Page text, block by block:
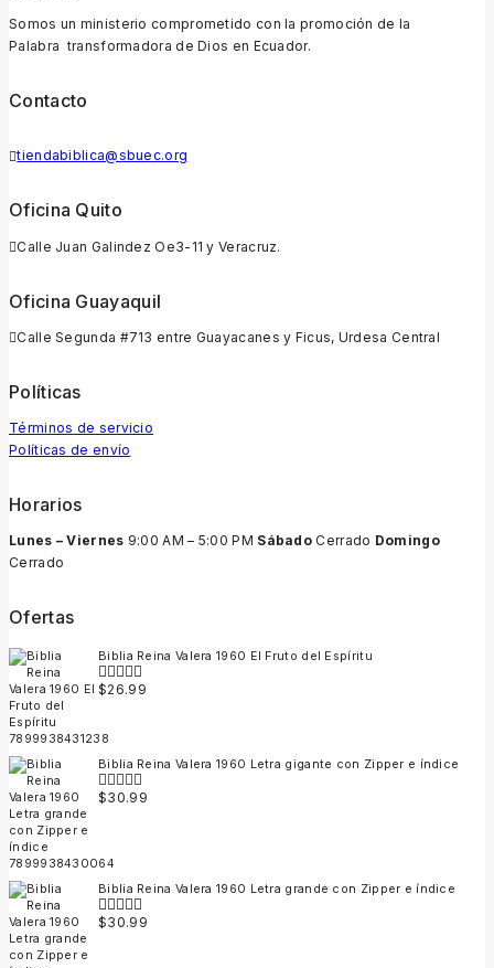
Somos un ministerio comprometido con la promoción de la
Palabra transformadora de Dios en Ecuador.
Contacto
tiendabiblica@sbuec.org
Oficina Quito
Calle Juan Galindez Oe3-11 y Veracruz.
Oficina Guayaquil
Calle Segunda #713 entre Guayacanes y Ficus, Urdesa Central
Políticas
Términos de servicio
Políticas de envío
Horarios
Lunes – Viernes 9:00 AM – 5:00 PM Sábado Cerrado Domingo
Cerrado
Ofertas
Biblia Reina Valera 1960 El Fruto del Espíritu
0
5
$26.99
Biblia Reina Valera 1960 Letra gigante con Zipper e índice
0
$30.99
Biblia Reina Valera 1960 Letra grande con Zipper e índice
0
$30.99